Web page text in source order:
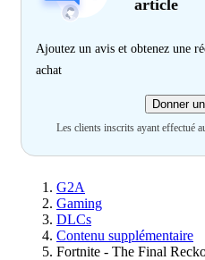
article
Ajoutez un avis et obtenez une
achat
Donner
Les clients inscrits ayant effectué
G2A
Gaming
DLCs
Contenu supplémentaire
Fortnite - The Final